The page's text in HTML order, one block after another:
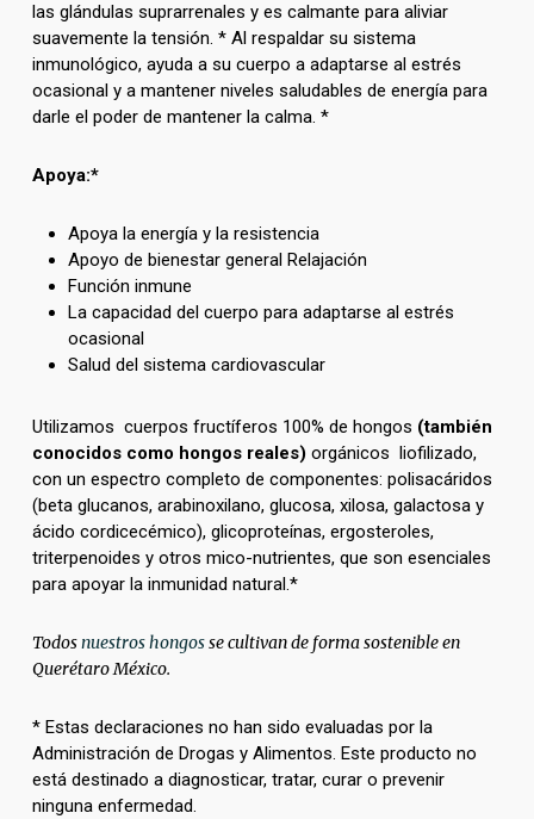
las glándulas suprarrenales y es calmante para aliviar
suavemente la tensión. * Al respaldar su sistema
inmunológico, ayuda a su cuerpo a adaptarse al estrés
ocasional y a mantener niveles saludables de energía para
darle el poder de mantener la calma. *
Apoya:*
Apoya la energía y la resistencia
Apoyo de bienestar general Relajación
Función inmune
La capacidad del cuerpo para adaptarse al estrés
ocasional
Salud del sistema cardiovascular
Utilizamos cuerpos fructíferos 100% de hongos (también
conocidos como hongos reales) orgánicos liofilizado,
con un espectro completo de componentes: polisacáridos
(beta glucanos, arabinoxilano, glucosa, xilosa, galactosa y
ácido cordicecémico), glicoproteínas, ergosteroles,
triterpenoides y otros mico-nutrientes, que son esenciales
para apoyar la inmunidad natural.*
Todosnuestros hongosse cultivan de forma sostenible en
Querétaro México.
* Estas declaraciones no han sido evaluadas por la
Administración de Drogas y Alimentos. Este producto no
está destinado a diagnosticar, tratar, curar o prevenir
ninguna enfermedad.